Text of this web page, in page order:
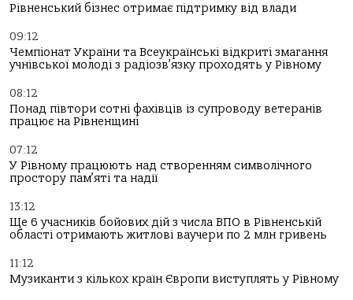
Рівненський бізнес отримає підтримку від влади
09:12
Чемпіонат України та Всеукраїнські відкриті змагання
учнівської молоді з радіозв’язку проходять у Рівному
08:12
Понад півтори сотні фахівців із супроводу ветеранів
працює на Рівненщині
07:12
У Рівному працюють над створенням символічного
простору пам’яті та надії
13:12
Ще 6 учасників бойових дій з числа ВПО в Рівненській
області отримають житлові ваучери по 2 млн гривень
11:12
Музиканти з кількох країн Європи виступлять у Рівному